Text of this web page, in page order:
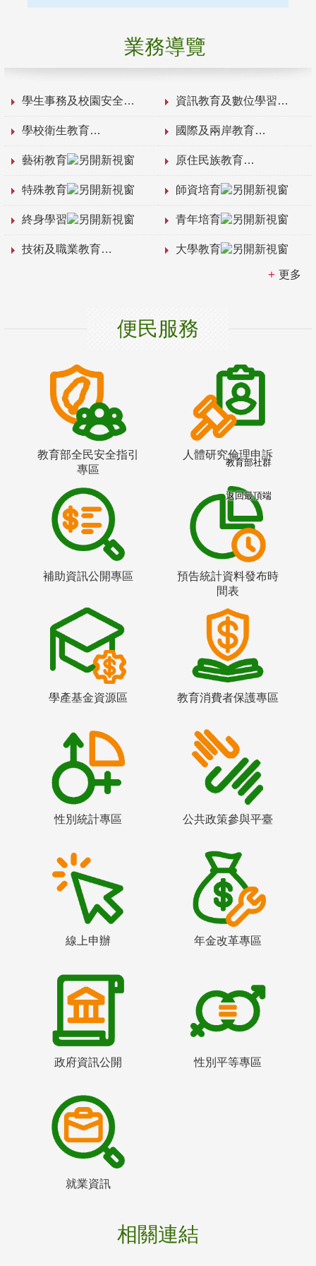
業務導覽
學生事務及校園安全 資訊教育及數位學習
學校衛生教育 國際及兩岸教育
藝術教育 原住民族教育
特殊教育 師資培育
終身學習 青年培育
技術及職業教育 大學教育
更多
便民服務
教育部全民安全指引
專區
人體研究倫理申訴
補助資訊公開專區
預告統計資料發布時
間表
學產基金資源區 教育消費者保護專區
性別統計專區 公共政策參與平臺
線上申辦 年金改革專區
政府資訊公開 性別平等專區
就業資訊
相關連結
教育部社群
返回最頂端